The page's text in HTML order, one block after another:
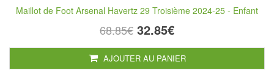
Maillot de Foot Arsenal Havertz 29 Troisième 2024-25 - Enfant
68.85€ 32.85€
AJOUTER AU PANIER